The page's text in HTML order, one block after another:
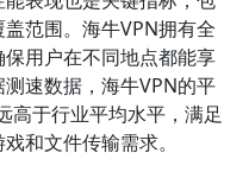
范围。海牛VPN拥有全
用户在不同地点都能享
速数据，海牛VPN的平
高于行业平均水平，满足
和文件传输需求。